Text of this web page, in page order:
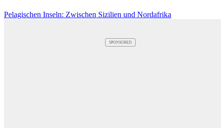
Pelagischen Inseln: Zwischen Sizilien und Nordafrika
SPONSORED